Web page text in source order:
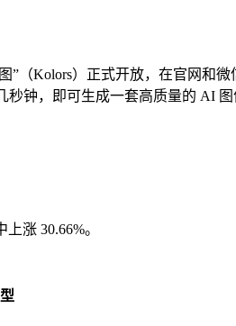
”（Kolors）正式开放，在官网
钟，即可生成一套高质量的 AI 图
涨 30.66%。